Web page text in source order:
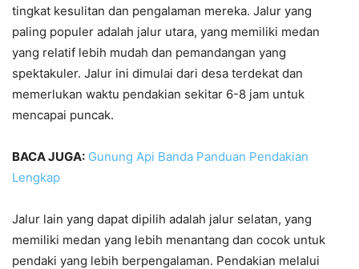
tingkat kesulitan dan pengalaman mereka. Jalur yang
paling populer adalah jalur utara, yang memiliki medan
yang relatif lebih mudah dan pemandangan yang
spektakuler. Jalur ini dimulai dari desa terdekat dan
memerlukan waktu pendakian sekitar 6-8 jam untuk
mencapai puncak.
BACA JUGA: Gunung Api Banda Panduan Pendakian
Lengkap
Jalur lain yang dapat dipilih adalah jalur selatan, yang
memiliki medan yang lebih menantang dan cocok untuk
pendaki yang lebih berpengalaman. Pendakian melalui